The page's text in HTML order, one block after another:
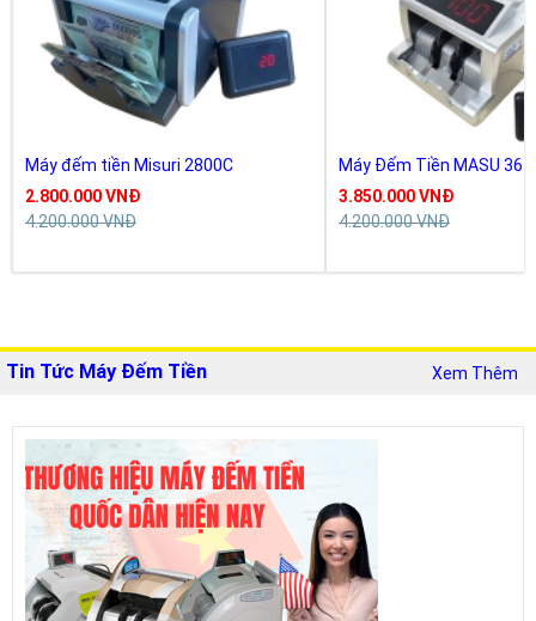
Máy đếm tiền Misuri 2800C
2.800.000 VNĐ
4.200.000 VNĐ
Máy Đếm Tiền MASU 365
3.850.000 VNĐ
4.200.000 VNĐ
Tin Tức Máy Đếm Tiền Xem Thêm